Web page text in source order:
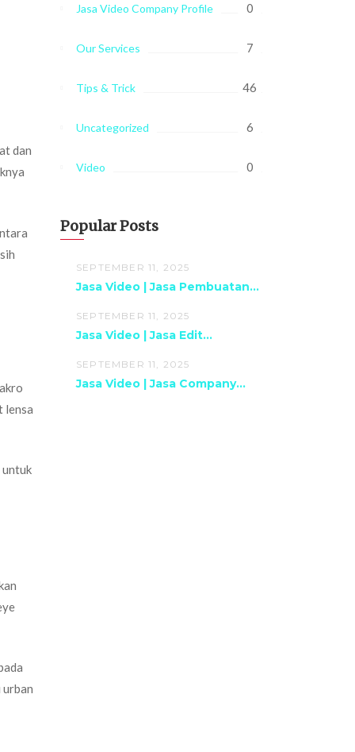
dan
lensa
untuk
Jasa Video Company Profile 0
Our Services 7
Tips & Trick 46
Uncategorized 6
Video 0
Popular Posts
SEPTEMBER 11, 2025
Jasa Video | Jasa Pembuatan...
SEPTEMBER 11, 2025
Jasa Video | Jasa Edit...
SEPTEMBER 11, 2025
Jasa Video | Jasa Company...